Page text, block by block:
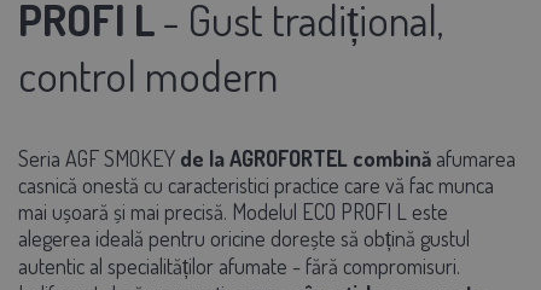
PROFI L- Gust tradițional,
control modern
Seria AGF SMOKEY de laAGROFORTEL combină afumarea
casnică onestă cu caracteristici practice care vă fac munca
mai ușoară și mai precisă. Modelul ECO PROFI L este
alegerea ideală pentru oricine dorește să obțină gustul
autentic al specialităților afumate - fără compromisuri.